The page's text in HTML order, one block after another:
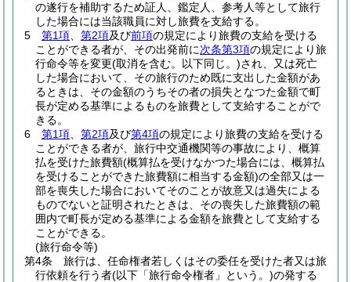
の遂行を補助するため証人、鑑定人、参考人等として旅行
した場合には当該職員に対し旅費を支給する。
5
第1項 第2項及び前項の規定により旅費の支給を受ける
ことができる者が、その出発前に次条第3項の規定により旅
行命令等を変更(取消を含む。以下同じ。)され、又は死亡
した場合において、その旅行のため既に支出した金額があ
るときは、その金額のうちその者の損失となつた金額で町
長が定める基準によるものを旅費として支給することがで
きる。
6
第1項 第2項及び第4項の規定により旅費の支給を受ける
ことができる者が、旅行中交通機関等の事故により、概算
払を受けた旅費額(概算払を受けなかつた場合には、概算払
を受けることができた旅費額に相当する金額)の全部又は一
部を喪失した場合においてそのことが故意又は過失による
ものでないと証明されたときは、その喪失した旅費額の範
囲内で町長が定める基準による金額を旅費として支給する
ことができる。
(旅行命令等)
第4条
旅行は、任命権者若しくはその委任を受けた者又は旅
行依頼を行う者(以下「旅行命令権者」という。)の発する